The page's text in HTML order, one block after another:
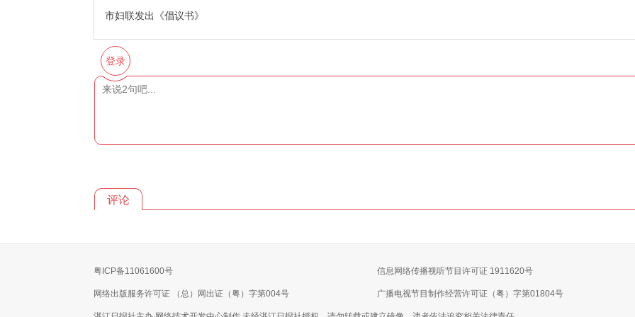
市妇联发出《倡议书》
登录
评论
粤ICP备11061600号 信息网络传播视听节目许可证 1911620号
网络出版服务许可证 （总）网出证（粤）字第004号 广播电视节目制作经营许可证（粤）字第01804号